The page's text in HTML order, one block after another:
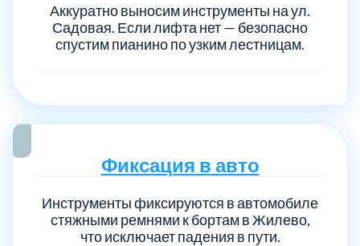
Аккуратно выносим инструменты на ул.
Садовая. Если лифта нет — безопасно
спустим пианино по узким лестницам.
Фиксация в авто
Инструменты фиксируются в автомобиле
стяжными ремнями к бортам в Жилево,
что исключает падения в пути.